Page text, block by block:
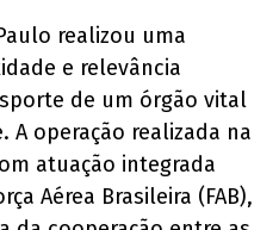
realizou uma
e relevância
de um órgão vital
operação realizada na
atuação integrada
Aérea Brasileira (FAB),